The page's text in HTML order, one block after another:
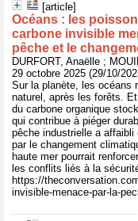
[article]
Océans : les
carbone invisible
pêche et le
DURFORT, Anaëlle ;
29 octobre 2025 (29/10/
Sur la planète, les océans
naturel, après les forêts.
du carbone organique
qui contribue à piéger
pêche industrielle a
par le changement
haute mer pourrait
les conflits liés à la
https://
invisible-menace-par-la-